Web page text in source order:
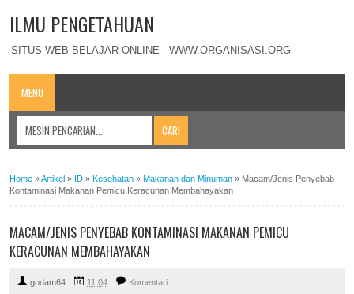
ILMU PENGETAHUAN
SITUS WEB BELAJAR ONLINE - WWW.ORGANISASI.ORG
MENU
Home »Artikel » ID » Kesehatan » Makanan dan Minuman » Macam/Jenis Penyebab
Kontaminasi Makanan Pemicu Keracunan Membahayakan
MACAM/JENIS PENYEBAB KONTAMINASI MAKANAN PEMICU
KERACUNAN MEMBAHAYAKAN
godam64 11:04 Komentari